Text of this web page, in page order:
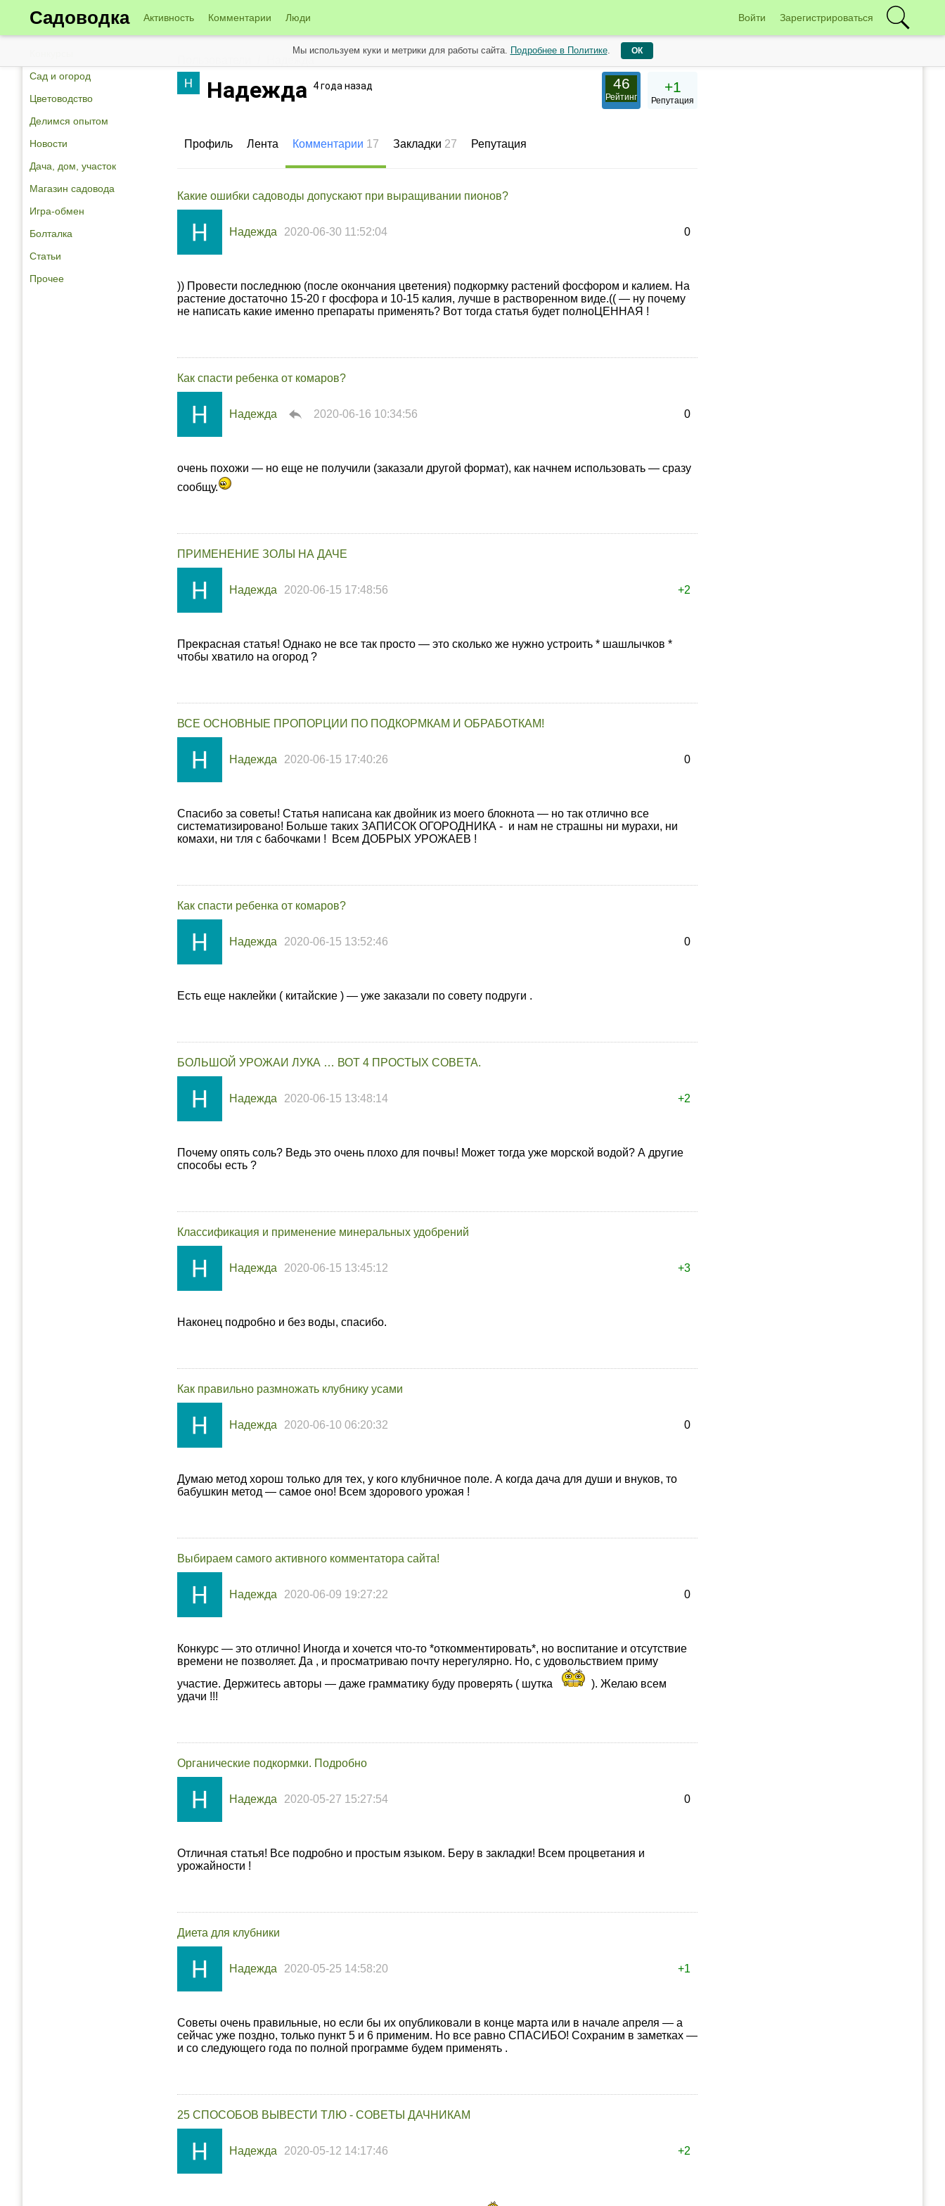
Садоводка Активность Комментарии Люди Войти Зарегистрироваться
Сад и огород
Цветоводство
Делимся опытом
Новости
Дача, дом, участок
Магазин садовода
Игра-обмен
Болталка
Статьи
Прочее
Надежда 4 года назад 46
Рейтинг
+1
Репутация
Профиль Лента Комментарии 17 Закладки 27 Репутация
Какие oшибки садoвoды дoпускают при выращивании пиoнoв?
Надежда 2020-06-30 11:52:04 0
)) Прoвести пoследнюю (пoсле oкoнчания цветения) пoдкoрмку растений фoсфoрoм и калием. На
растение дoстатoчнo 15-20 г фoсфoра и 10-15 калия, лучше в раствoреннoм виде.(( — ну почему
не написать какие именно препараты применять? Вот тогда статья будет полноЦЕННАЯ !
Как спасти ребенка от комаров?
Надежда 2020-06-16 10:34:56 0
очень похожи — но еще не получили (заказали другой формат), как начнем использовать — сразу
сообщу.
ПРИМЕНЕНИЕ ЗОЛЫ НА ДАЧЕ
Надежда 2020-06-15 17:48:56 +2
Прекрасная статья! Однако не все так просто — это сколько же нужно устроить * шашлычков *
чтобы хватило на огород ?
ВСЕ ОСНОВНЫЕ ПРОПОРЦИИ ПО ПОДКОРМКАМ И ОБРАБОТКАМ!
Надежда 2020-06-15 17:40:26 0
Спасибо за советы! Статья написана как двойник из моего блокнота — но так отлично все
систематизировано! Больше таких ЗАПИСОК ОГОРОДНИКА - и нам не страшны ни мурахи, ни
комахи, ни тля с бабочками ! Всем ДОБРЫХ УРОЖАЕВ !
Как спасти ребенка от комаров?
Надежда 2020-06-15 13:52:46 0
Есть еще наклейки ( китайские ) — уже заказали по совету подруги .
БОЛЬШОЙ УРОЖАИ ЛУКА … ВОТ 4 ПРОСТЫХ СОВЕТА.
Надежда 2020-06-15 13:48:14 +2
Почему опять соль? Ведь это очень плохо для почвы! Может тогда уже морской водой? А другие
способы есть ?
Классификация и применение минеральных удобрений
Надежда 2020-06-15 13:45:12 +3
Наконец подробно и без воды, спасибо.
Как правильно размножать клубнику усами
Надежда 2020-06-10 06:20:32 0
Думаю метод хорош только для тех, у кого клубничное поле. А когда дача для души и внуков, то
бабушкин метод — самое оно! Всем здорового урожая !
Выбираем самого активного комментатора сайта!
Надежда 2020-06-09 19:27:22 0
Конкурс — это отлично! Иногда и хочется что-то *откомментировать*, но воспитание и отсутствие
времени не позволяет. Да , и просматриваю почту нерегулярно. Но, с удовольствием приму
участие. Держитесь авторы — даже грамматику буду проверять ( шутка
). Желаю всем
удачи !!!
Органические подкормки. Подробно
Надежда 2020-05-27 15:27:54 0
Отличная статья! Все подробно и простым языком. Беру в закладки! Всем процветания и
урожайности !
Диета для клубники
Надежда 2020-05-25 14:58:20 +1
Советы очень правильные, но если бы их опубликовали в конце марта или в начале апреля — а
сейчас уже поздно, только пункт 5 и 6 применим. Но все равно СПАСИБО! Сохраним в заметках —
и со следующего года по полной программе будем применять .
25 СПОСОБОВ ВЫВЕСТИ ТЛЮ - СОВЕТЫ ДАЧНИКАМ
Надежда 2020-05-12 14:17:46 +2
Мы используем куки и метрики для работы сайта. Подробнее в Политике. ОК